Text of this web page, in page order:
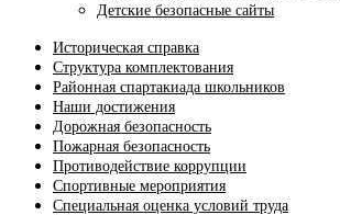
Детские безопасные сайты
Историческая справка
Структура комплектования
Районная спартакиада школьников
Наши достижения
Дорожная безопасность
Пожарная безопасность
Противодействие коррупции
Спортивные мероприятия
Cпециальная оценка условий труда